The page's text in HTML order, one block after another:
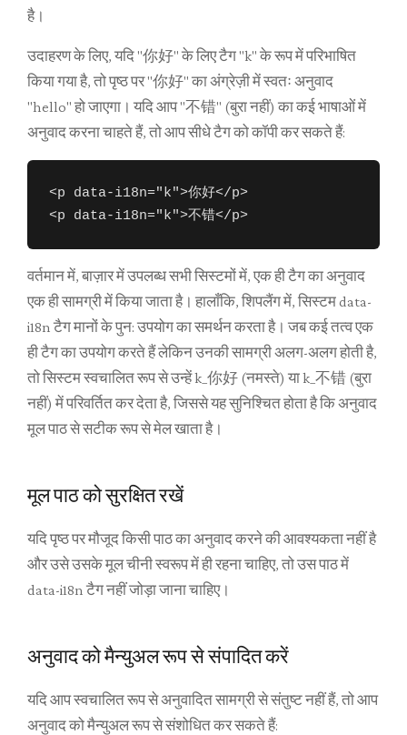
है।
उदाहरण के लिए, यदि "你好" के लिए टैग "k" के रूप में परिभाषित
किया गया है, तो पृष्ठ पर "你好" का अंग्रेज़ी में स्वतः अनुवाद
"hello" हो जाएगा। यदि आप "不错" (बुरा नहीं) का कई भाषाओं में
अनुवाद करना चाहते हैं, तो आप सीधे टैग को कॉपी कर सकते हैं:
<p data-i18n="k">你好</p>
<p data-i18n="k">不错</p>
वर्तमान में, बाज़ार में उपलब्ध सभी सिस्टमों में, एक ही टैग का अनुवाद
एक ही सामग्री में किया जाता है। हालाँकि, शिपलैंग में, सिस्टम data-
i18n टैग मानों के पुन: उपयोग का समर्थन करता है। जब कई तत्व एक
ही टैग का उपयोग करते हैं लेकिन उनकी सामग्री अलग-अलग होती है,
तो सिस्टम स्वचालित रूप से उन्हें k_你好 (नमस्ते) या k_不错 (बुरा
नहीं) में परिवर्तित कर देता है, जिससे यह सुनिश्चित होता है कि अनुवाद
मूल पाठ से सटीक रूप से मेल खाता है।
मूल पाठ को सुरक्षित रखें
यदि पृष्ठ पर मौजूद किसी पाठ का अनुवाद करने की आवश्यकता नहीं है
और उसे उसके मूल चीनी स्वरूप में ही रहना चाहिए, तो उस पाठ में
data-i18n टैग नहीं जोड़ा जाना चाहिए।
अनुवाद को मैन्युअल रूप से संपादित करें
यदि आप स्वचालित रूप से अनुवादित सामग्री से संतुष्ट नहीं हैं, तो आप
अनुवाद को मैन्युअल रूप से संशोधित कर सकते हैं: